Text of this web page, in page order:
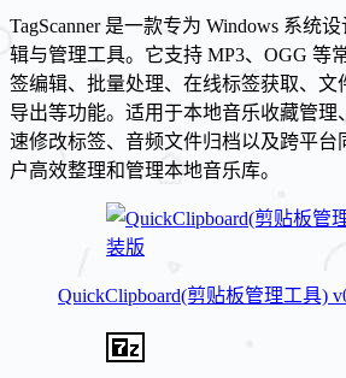
TagScanner 是一款专为 Windows 系统
辑与管理工具。它支持 MP3、OGG 等
签编辑、批量处理、在线标签获取、文
导出等功能。适用于本地音乐收藏管理
速修改标签、音频文件归档以及跨平台
户高效整理和管理本地音乐库。
QuickClipboard(剪贴板管理工具)